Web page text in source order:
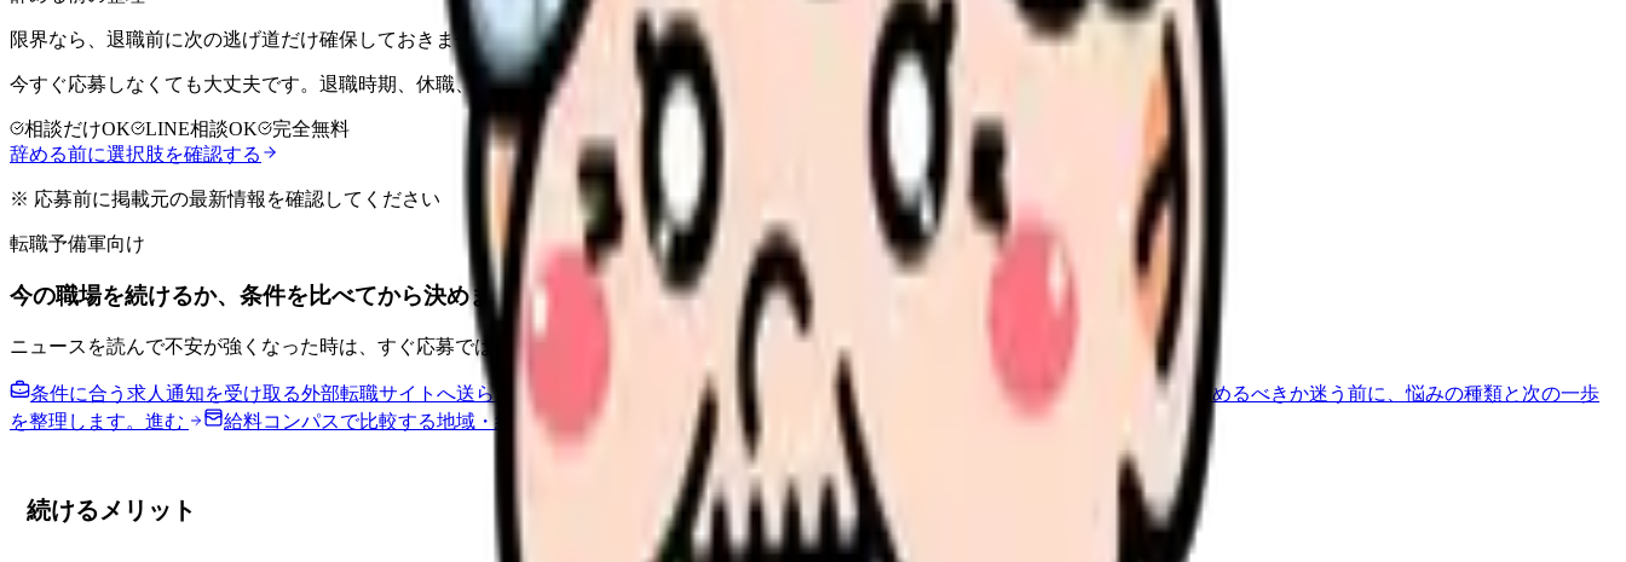
限界なら、退職前に次の逃げ道だけ確保しておきませんか。
今すぐ応募しなくても大丈夫です。退職時期、休職、配属変更、転職先の条件を第三者に整理してもらうだけでも判断しやすくなります。
相談だけOK LINE相談OK
完全無料
辞める前に選択肢を確認する
※ 応募前に掲載元の最新情報を確認してください
転職予備軍向け
今の職場を続けるか、条件を比べてから決めませんか。
ニュースを読んで不安が強くなった時は、すぐ応募ではなく「今の条件・他の選択肢・相談先」を分けると判断しやすくなります。
条件に合う求人通知を受け取る外部転職サイトへ送らず、希望条件と転職時期を自社で預かります。 職場の悩みを30秒で診断 辞めるべきか迷う前に、悩みの種類と次の一歩
を整理します。 進む 給料コンパスで比較する地域・経験年数・施設形態から、今の給料の現在地を確認できます。進む
続けるメリット